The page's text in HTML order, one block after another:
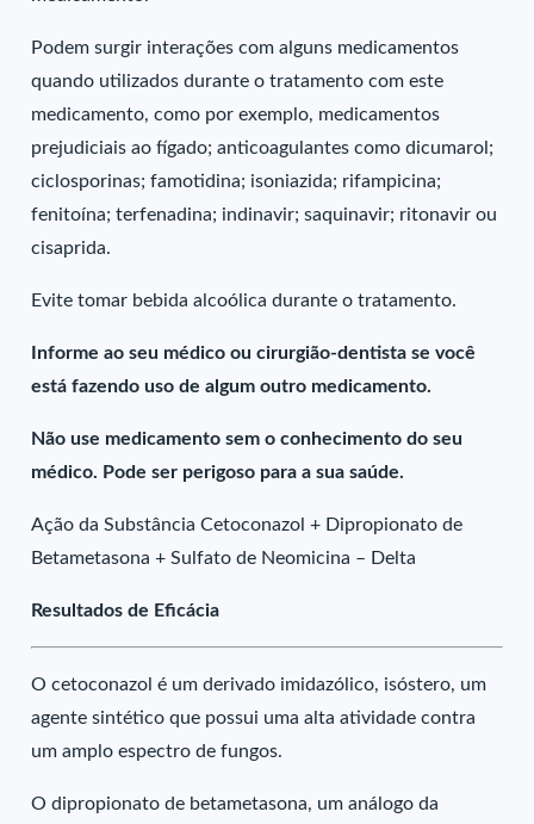
Podem surgir interações com alguns medicamentos
quando utilizados durante o tratamento com este
medicamento, como por exemplo, medicamentos
prejudiciais ao fígado; anticoagulantes como dicumarol;
ciclosporinas; famotidina; isoniazida; rifampicina;
fenitoína; terfenadina; indinavir; saquinavir; ritonavir ou
cisaprida.
Evite tomar bebida alcoólica durante o tratamento.
Informe ao seu médico ou cirurgião-dentista se você
está fazendo uso de algum outro medicamento.
Não use medicamento sem o conhecimento do seu
médico. Pode ser perigoso para a sua saúde.
Ação da Substância Cetoconazol + Dipropionato de
Betametasona + Sulfato de Neomicina – Delta
Resultados de Eficácia
O cetoconazol é um derivado imidazólico, isóstero, um
agente sintético que possui uma alta atividade contra
um amplo espectro de fungos.
O dipropionato de betametasona, um análogo da